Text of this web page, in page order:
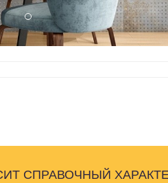
СПРАВОЧНЫЙ